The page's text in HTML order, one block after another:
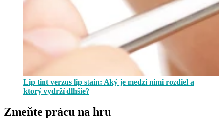
Lip tint verzus lip stain: Aký je medzi nimi rozdiel a
ktorý vydrží dlhšie?
Zmeňte prácu na hru